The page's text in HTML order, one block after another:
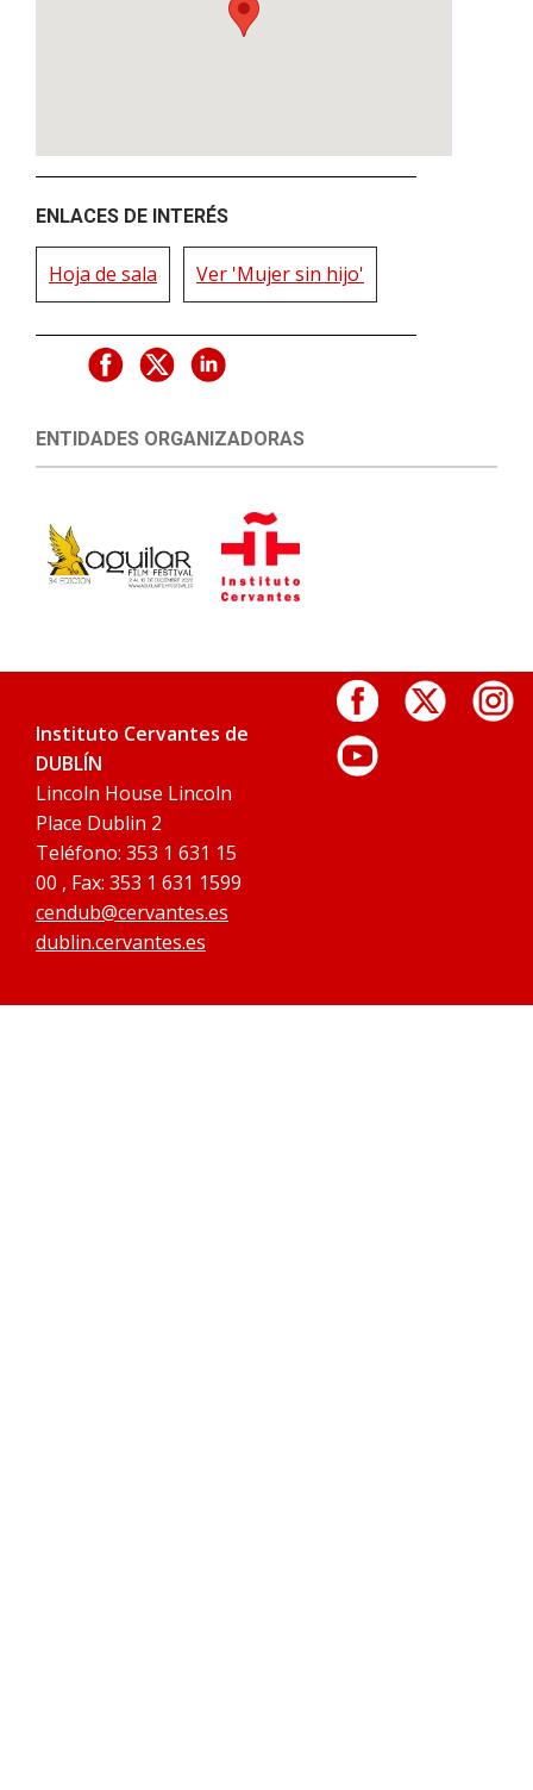
ENLACES DE INTERÉS
Hoja de sala Ver 'Mujer sin hijo'
ENTIDADES ORGANIZADORAS
Instituto Cervantes de
DUBLÍN
Lincoln House Lincoln
Place Dublin 2
Teléfono: 353 1 631 15
00 , Fax: 353 1 631 1599
cendub@cervantes.es
dublin.cervantes.es